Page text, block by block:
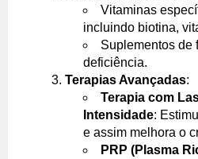
Vitaminas
incluindo biotina,
Suplementos de
deficiência.
Terapias Avançadas:
Terapia com
Intensidade:
e assim melhora o
PRP (Plasma